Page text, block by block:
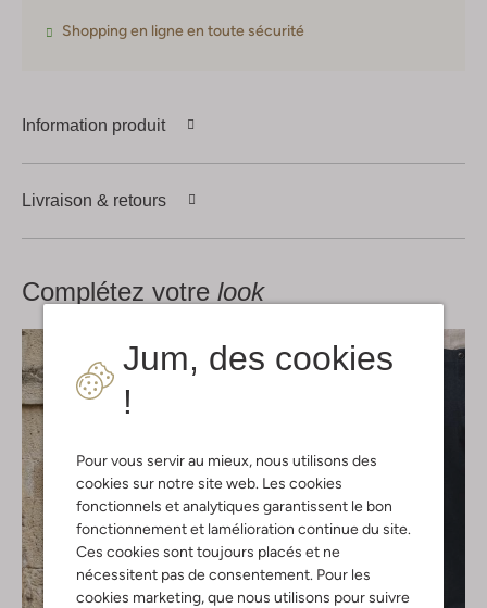
Jum, des cookies
!
Pour vous servir au mieux, nous utilisons des
cookies sur notre site web. Les cookies
fonctionnels et analytiques garantissent le bon
fonctionnement et lamélioration continue du site.
Ces cookies sont toujours placés et ne
nécessitent pas de consentement. Pour les
cookies marketing, que nous utilisons pour suivre
Shopping en ligne en toute sécurité
Information produit
Livraison & retours
Complétez votre look